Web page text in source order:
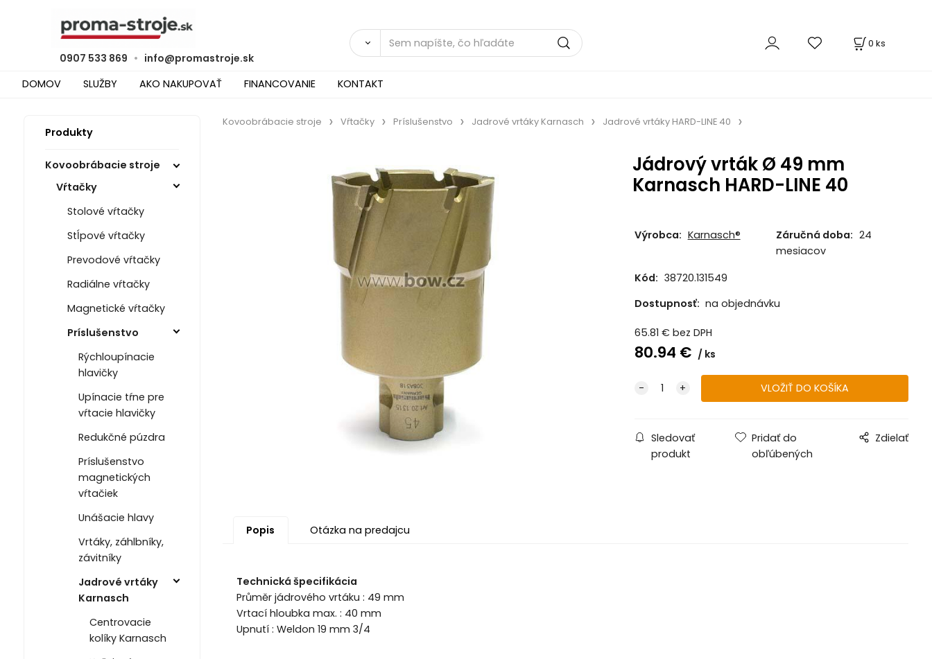
0907 533 869 • info@promastroje.sk
0 ks
DOMOV SLUŽBY AKO NAKUPOVAŤ FINANCOVANIE KONTAKT
Produkty
Kovoobrábacie stroje
Vŕtačky
Stolové vŕtačky
Stĺpové vŕtačky
Prevodové vŕtačky
Radiálne vŕtačky
Magnetické vŕtačky
Príslušenstvo
Rýchloupínacie
hlavičky
Upínacie tŕne pre
vŕtacie hlavičky
Redukčné púzdra
Príslušenstvo
magnetických
vŕtačiek
Unášacie hlavy
Vrtáky, záhlbníky,
závitníky
Jadrové vrtáky
Karnasch
Centrovacie
kolíky Karnasch
Kovoobrábacie stroje Vŕtačky Príslušenstvo Jadrové vrtáky Karnasch Jadrové vrtáky HARD-LINE 40
Jádrový vrták Ø 49 mm
Karnasch HARD-LINE 40
Výrobca: Karnasch® Záručná doba: 24
mesiacov
Kód: 38720.131549
Dostupnosť: na objednávku
65.81 € bez DPH
80.94 € ks
Sledovať
produkt
Pridať do
obľúbených
Zdielať
Popis Otázka na predajcu
Technická špecifikácia
Průměr jádrového vrtáku : 49 mm
Vrtací hloubka max. : 40 mm
Upnutí : Weldon 19 mm 3/4